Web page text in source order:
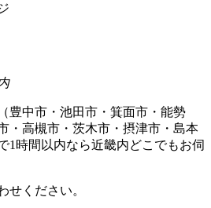
豊中市・池田市・箕面市・能勢
・高槻市・茨木市・摂津市・島本
1時間以内なら近畿内どこでもお伺
せください。